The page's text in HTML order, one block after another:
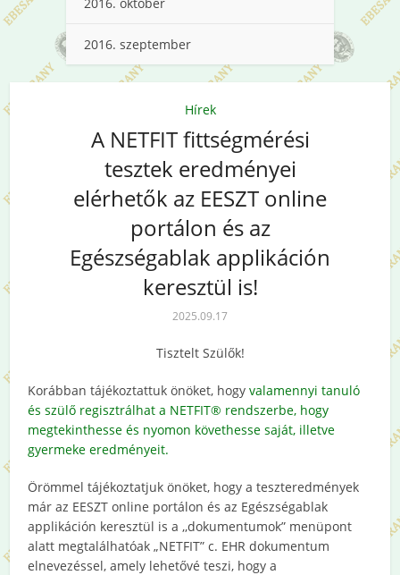
2016. szeptember
Hírek
A NETFIT fittségmérési
tesztek eredményei
elérhetők az EESZT online
portálon és az
Egészségablak applikáción
keresztül is!
2025.09.17
Tisztelt Szülők!
Korábban tájékoztattuk önöket, hogyvalamennyi tanuló
és szülő regisztrálhat a NETFIT® rendszerbe, hogy
megtekinthesse és nyomon követhesse saját, illetve
gyermeke eredményeit.
Örömmel tájékoztatjuk önöket, hogy a teszteredmények
már az EESZT online portálon és az Egészségablak
applikáción keresztül is a ,,dokumentumok” menüpont
alatt megtalálhatóak „NETFIT” c. EHR dokumentum
elnevezéssel, amely lehetővé teszi, hogy a